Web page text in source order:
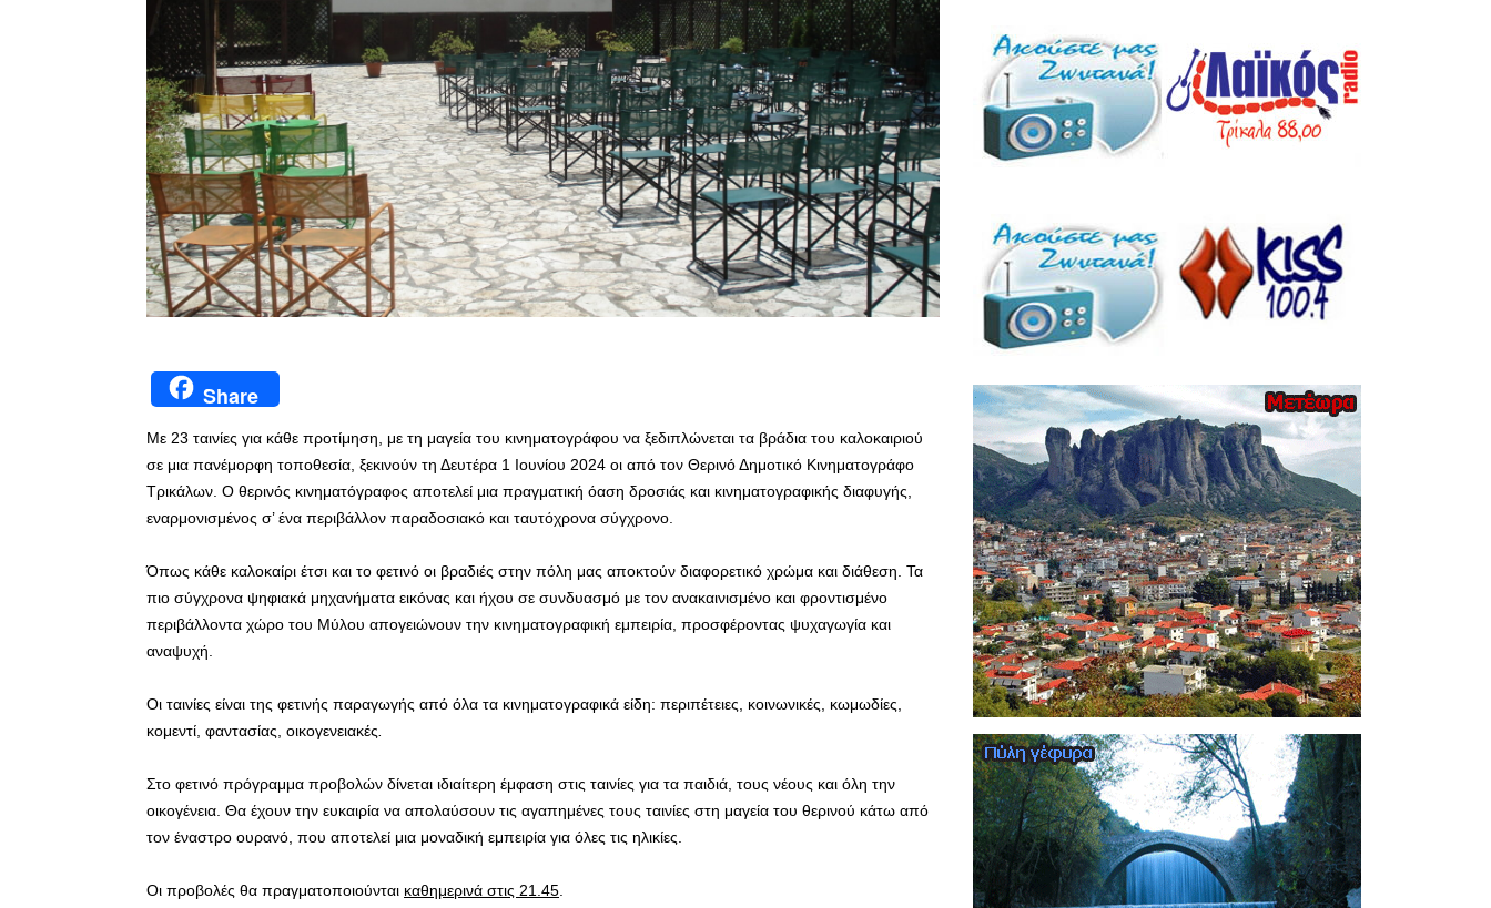
Share
Με 23 ταινίες για κάθε προτίμηση, με τη μαγεία του κινηματογράφου να ξεδιπλώνεται τα βράδια του καλοκαιριού
σε μια πανέμορφη τοποθεσία, ξεκινούν τη Δευτέρα 1 Ιουνίου 2024 οι από τον Θερινό Δημοτικό Κινηματογράφο
Τρικάλων. Ο θερινός κινηματόγραφος αποτελεί μια πραγματική όαση δροσιάς και κινηματογραφικής διαφυγής,
εναρμονισμένος σ’ ένα περιβάλλον παραδοσιακό και ταυτόχρονα σύγχρονο.
Όπως κάθε καλοκαίρι έτσι και το φετινό οι βραδιές στην πόλη μας αποκτούν διαφορετικό χρώμα και διάθεση. Τα
πιο σύγχρονα ψηφιακά μηχανήματα εικόνας και ήχου σε συνδυασμό με τον ανακαινισμένο και φροντισμένο
περιβάλλοντα χώρο του Μύλου απογειώνουν την κινηματογραφική εμπειρία, προσφέροντας ψυχαγωγία και
αναψυχή.
Οι ταινίες είναι της φετινής παραγωγής από όλα τα κινηματογραφικά είδη: περιπέτειες, κοινωνικές, κωμωδίες,
κομεντί, φαντασίας, οικογενειακές.
Στο φετινό πρόγραμμα προβολών δίνεται ιδιαίτερη έμφαση στις ταινίες για τα παιδιά, τους νέους και όλη την
οικογένεια. Θα έχουν την ευκαιρία να απολαύσουν τις αγαπημένες τους ταινίες στη μαγεία του θερινού κάτω από
τον έναστρο ουρανό, που αποτελεί μια μοναδική εμπειρία για όλες τις ηλικίες.
Οι προβολές θα πραγματοποιούνται καθημερινά στις 21.45.